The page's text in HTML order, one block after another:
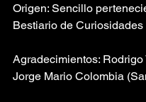
Origen: Sencillo
Bestiario de
Agradecimientos:
Jorge Mario Colombia